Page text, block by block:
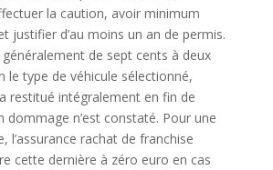
la caution, avoir minimum
justifier d’au moins un an de permis.
de sept cents à deux
le type de véhicule sélectionné,
restitué intégralement en fin de
dommage n’est constaté. Pour une
l’assurance rachat de franchise
cette dernière à zéro euro en cas